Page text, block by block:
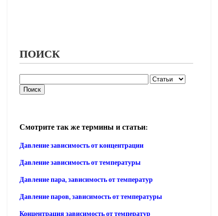
ПОИСК
Смотрите так же термины и статьи:
Давление зависимость от концентрации
Давление зависимость от температуры
Давление пара, зависимость от температур
Давление паров, зависимость от температуры
Концентрация зависимость от температур